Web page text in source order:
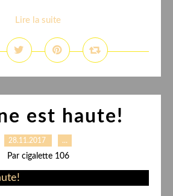
Lire la suite
est haute!
28.11.2017 …
Par cigalette 106